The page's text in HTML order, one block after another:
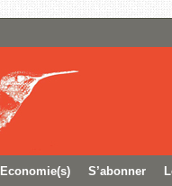
Economie(s) S’abonner